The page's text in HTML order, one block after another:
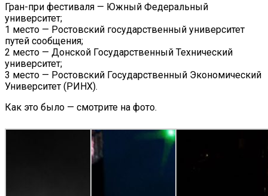
Гран-при фестиваля — Южный Федеральный
университет;
1 место — Ростовский государственный университет
путей сообщения;
2 место — Донской Государственный Технический
университет;
3 место — Ростовский Государственный Экономический
Университет (РИНХ).
Как это было — смотрите на фото.